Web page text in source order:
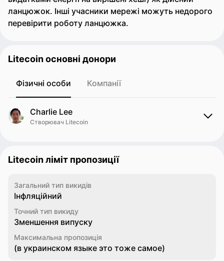
ланцюжок. Інші учасники мережі можуть недорого
перевірити роботу ланцюжка.
Litecoin основні донори
Фізичні особи Компанії
Charlie Lee
Створювач Litecoin
Litecoin ліміт пропозиції
Загальний тип викидів
Інфляційний
Точний тип викиду
Зменшення випуску
Максимальна пропозиція
(в украинском языке это тоже самое)